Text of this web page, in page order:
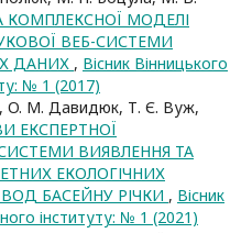
КОМПЛЕКСНОЇ МОДЕЛІ
ВЕБ-СИСТЕМИ
ДАНИХ , Вісник Вінницького
№ 1 (2017)
O. M. Давидюк, Т. Є. Вуж,
ЕКСПЕРТНОЇ
ВИЯВЛЕННЯ ТА
ЕКОЛОГІЧНИХ
БАСЕЙНУ РІЧКИ , Вісник
інституту: № 1 (2021)